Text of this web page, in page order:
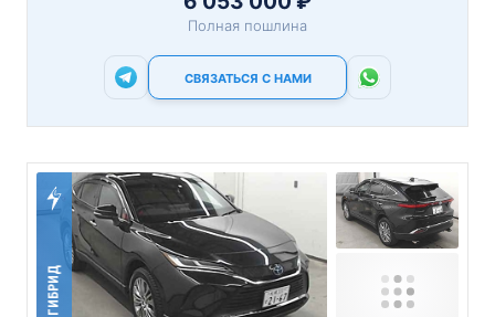
Полная пошлина
СВЯЗАТЬСЯ С НАМИ
ГИБРИД